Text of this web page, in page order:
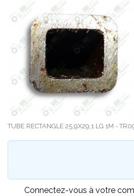
TUBE RECTANGLE 25,9X29,1 LG 1M -
Connectez-vous à votre